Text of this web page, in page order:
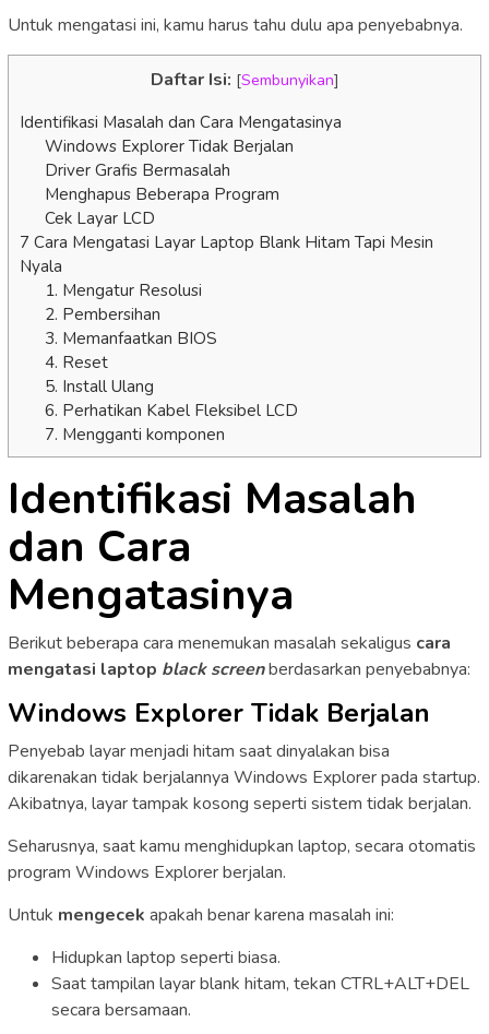
Untuk mengatasi ini, kamu harus tahu dulu apa penyebabnya.
Daftar Isi: [Sembunyikan]
Identifikasi Masalah dan Cara Mengatasinya
Windows Explorer Tidak Berjalan
Driver Grafis Bermasalah
Menghapus Beberapa Program
Cek Layar LCD
7 Cara Mengatasi Layar Laptop Blank Hitam Tapi Mesin
Nyala
1. Mengatur Resolusi
2. Pembersihan
3. Memanfaatkan BIOS
4. Reset
5. Install Ulang
6. Perhatikan Kabel Fleksibel LCD
7. Mengganti komponen
Identifikasi Masalah
dan Cara
Mengatasinya
Berikut beberapa cara menemukan masalah sekaligus cara
mengatasi laptop black screenberdasarkan penyebabnya:
Windows Explorer Tidak Berjalan
Penyebab layar menjadi hitam saat dinyalakan bisa
dikarenakan tidak berjalannya Windows Explorer pada startup.
Akibatnya, layar tampak kosong seperti sistem tidak berjalan.
Seharusnya, saat kamu menghidupkan laptop, secara otomatis
program Windows Explorer berjalan.
Untuk mengecek apakah benar karena masalah ini:
Hidupkan laptop seperti biasa.
Saat tampilan layar blank hitam, tekan CTRL+ALT+DEL
secara bersamaan.